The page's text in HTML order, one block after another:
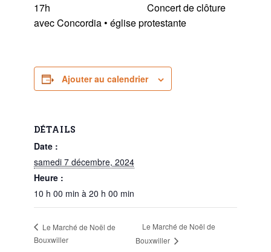
17h Concert de clôture
avec Concordia • église protestante
Ajouter au calendrier
DÉTAILS
Date :
samedi 7 décembre, 2024
Heure :
10 h 00 min à 20 h 00 min
Le Marché de Noël de
Bouxwiller
Le Marché de Noël de
Bouxwiller